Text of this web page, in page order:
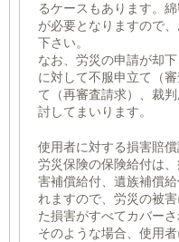
るケースもあります。
が必要となりますので
下さい。
なお、労災の申請が却
に対して不服申立て（
て（再審査請求）、裁
討してまいります。
使用者に対する損害賠
労災保険の保険給付は
害補償給付、遺族補償
れますので、労災の被
た損害がすべてカバー
そのような場合、使用